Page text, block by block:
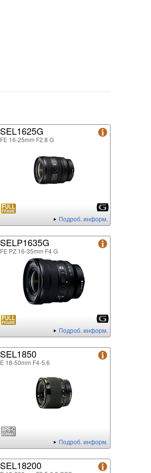
SEL1625G
FE 16-25mm F2.8 G
Подроб. информ.
SELP1635G
FE PZ 16-35mm F4 G
Подроб. информ.
SEL1850
E 18-50mm F4-5.6
Подроб. информ.
SEL18200